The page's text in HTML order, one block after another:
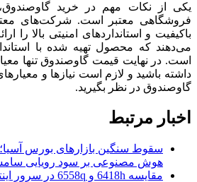
یکی از نکات مهم در خرید
فروشگاهی معتبر است. شرکت‌های
باکیفیت و استانداردهای امنیتی بالا را
می‌دهند که محصول تهیه شده با
است. در نهایت قیمت گاوصندوق تنها
داشته باشید و لازم است نیازها و
گاوصندوق در نظر بگیرید.
اخبار مرتبط
سقوط سنگین بازارهای بورس
هوش مصنوعی بر سود رویایی
مقایسه 6418h و 6558q در سرور اینتل